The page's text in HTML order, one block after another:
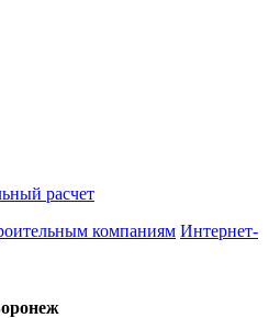
расчет
компаниям Интернет-